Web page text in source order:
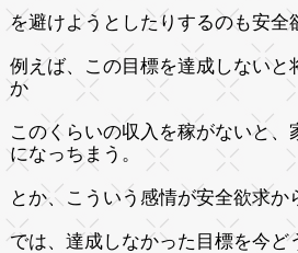
を避けようとしたりするのも安全
例えば、この目標を達成しないと
か
このくらいの収入を稼がないと、
になっちまう。
とか、こういう感情が安全欲求か
では、達成しなかった目標を今ど